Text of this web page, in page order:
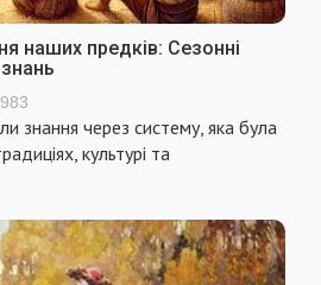
наших предків: Сезонні
знання через систему, яка була
культурі та